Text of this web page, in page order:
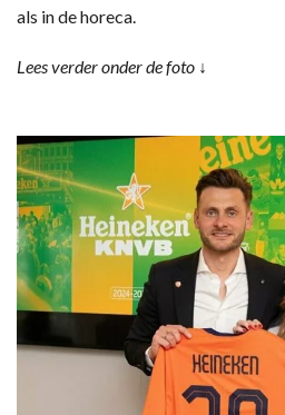
als in de horeca.
Lees verder onder de foto ↓